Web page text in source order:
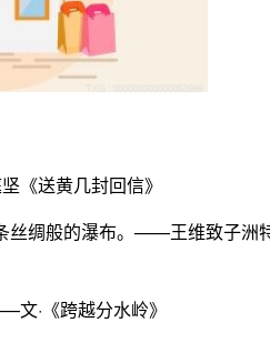
《送黄几封回信》
丝绸般的瀑布。——王维致子洲
·《跨越分水岭》